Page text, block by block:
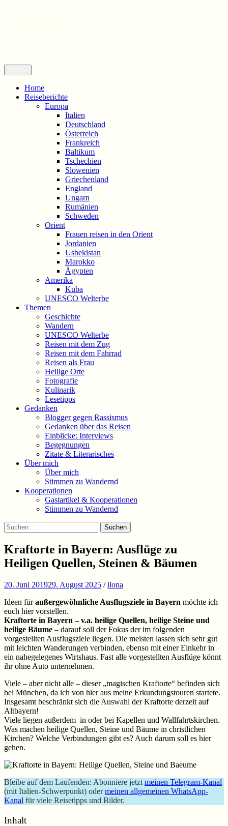
Zum
Inhalt
springen
Home
Reiseberichte
Europa
Italien
Deutschland
Österreich
Frankreich
Baltikum
Tschechien
Slowenien
Griechenland
England
Ungarn
Rumänien
Schweden
Orient
Frauen reisen in den Orient
Jordanien
Usbekistan
Marokko
Ägypten
Amerika
Kuba
UNESCO Welterbe
Themen
Geschichte
Wandern
UNESCO Welterbe
Reisen mit dem Zug
Reisen mit dem Fahrrad
Reisen als Frau
Heilige Orte
Fotografie
Kulinarik
Lesetipps
Gedanken
Blogger gegen Rassismus
Gedanken über das Reisen
Einblicke: Interviews
Begegnungen
Zitate & Literarisches
Über mich
Über mich
Stimmen zu Wandernd
Kooperationen
Gastartikel & Kooperationen
Stimmen zu Wandernd
Suchen
Suchen
nach:
Kraftorte in Bayern: Ausflüge zu
Heiligen Quellen, Steinen & Bäumen
20. Juni 201929. August 2025 /ilona
Ideen füraußergewöhnliche Ausflugsziele in Bayern möchte ich
euch hier vorstellen.
Kraftorte in Bayern – v.a. heilige Quellen, heilige Steine und
heilige Bäume – darauf soll der Fokus der im folgenden
vorgestellten Ausflugsziele liegen. Die meisten lassen sich sehr gut
mit leichten Wanderungen verbinden, ebenso mit einer Einkehr in
ein nahegelegenes Wirtshaus. Fast alle vorgestellten Ausflüge könnt
ihr ohne Auto unternehmen.
Viele – aber nicht alle – dieser „magischen Kraftorte“ befinden sich
bei München, da ich von hier aus meine Erkundungstouren startete.
Insgesamt beschränkt sich die Auswahl der Kraftorte derzeit auf
Altbayern!
Viele liegen außerdem in oder bei Kapellen und Wallfahrtskirchen.
Was machen heilige Quellen, Steine und Bäume in christlichen
Kirchen? Welche Verbindungen gibt es? Auch darum soll es hier
gehen.
Bleibe auf dem Laufenden: Abonniere jetzt meinen Telegram-Kanal
(mit Italien-Schwerpunkt) odermeinen allgemeinen WhatsApp-
Kanal für viele Reisetipps und Bilder.
Inhalt